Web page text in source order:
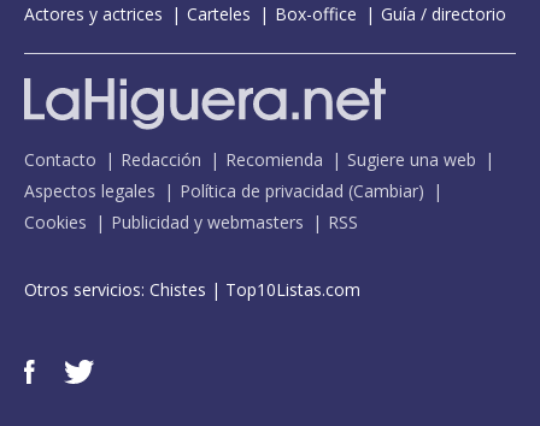
Actores y actrices
Carteles Box-office Guía / directorio
Contacto Redacción Recomienda
Sugiere una web
Aspectos legales
Política de privacidad (Cambiar)
Cookies
Publicidad y webmasters RSS
Otros servicios: Chistes | Top10Listas.com